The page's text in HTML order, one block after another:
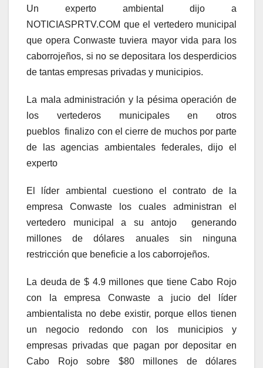
Un experto ambiental dijo a
NOTICIASPRTV.COM que el vertedero municipal
que opera Conwaste tuviera mayor vida para los
caborrojeños, si no se depositara los desperdicios
de tantas empresas privadas y municipios.
La mala administración y la pésima operación de
los vertederos municipales en otros
pueblos finalizo con el cierre de muchos por parte
de las agencias ambientales federales, dijo el
experto
El líder ambiental cuestiono el contrato de la
empresa Conwaste los cuales administran el
vertedero municipal a su antojo generando
millones de dólares anuales sin ninguna
restricción que beneficie a los caborrojeños.
La deuda de $ 4.9 millones que tiene Cabo Rojo
con la empresa Conwaste a jucio del líder
ambientalista no debe existir, porque ellos tienen
un negocio redondo con los municipios y
empresas privadas que pagan por depositar en
Cabo Rojo sobre $80 millones de dólares